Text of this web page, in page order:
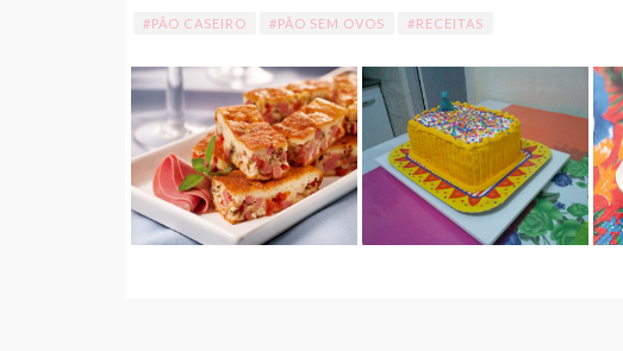
#PÃO CASEIRO #PÃO SEM OVOS #RECEITAS